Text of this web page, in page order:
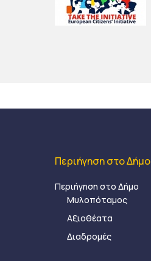
Περιήγηση στο Δήμο
Περιήγηση στο Δήμο
Μυλοπόταμος
Αξιοθέατα
Διαδρομές